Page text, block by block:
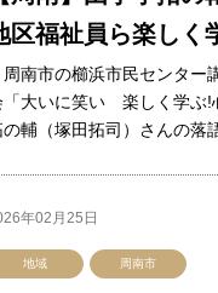
区福祉員ら楽しく
南市の櫛浜市民センター
「大いに笑い 楽しく学ぶ!
輔（塚田拓司）さんの落
年02月25日
地域 周南市